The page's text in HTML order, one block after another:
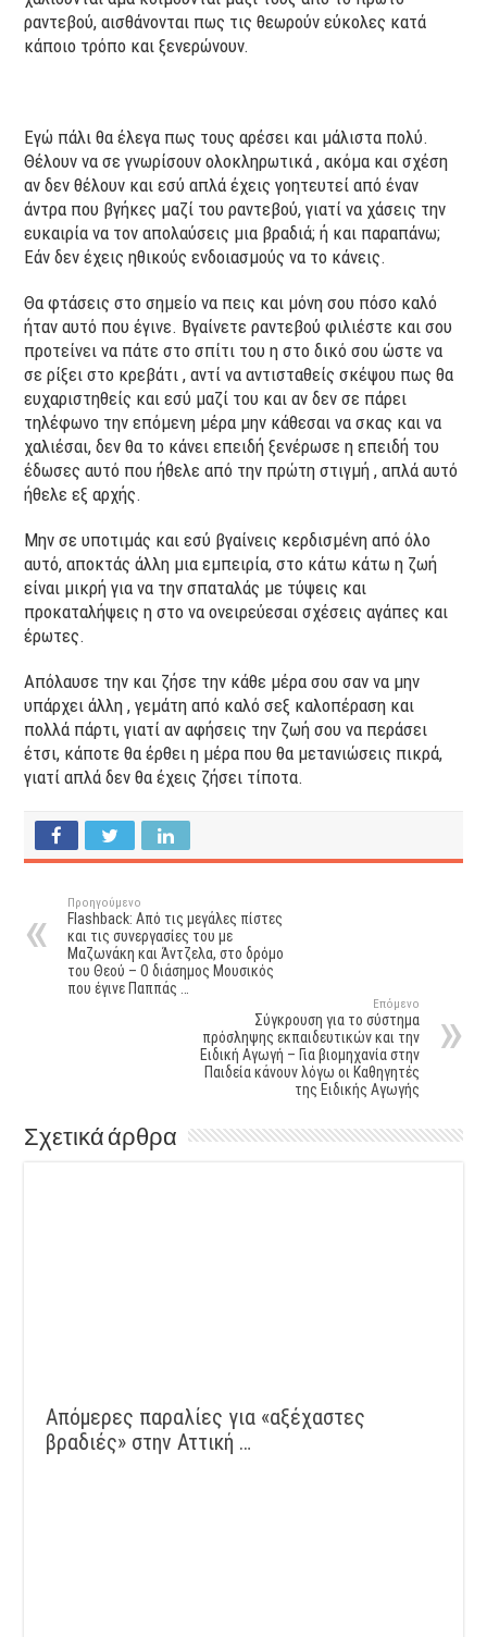
ραντεβού, αισθάνονται πως τις θεωρούν εύκολες κατά
κάποιο τρόπο και ξενερώνουν.
Εγώ πάλι θα έλεγα πως τους αρέσει και μάλιστα πολύ.
Θέλουν να σε γνωρίσουν ολοκληρωτικά , ακόμα και σχέση
αν δεν θέλουν και εσύ απλά έχεις γοητευτεί από έναν
άντρα που βγήκες μαζί του ραντεβού, γιατί να χάσεις την
ευκαιρία να τον απολαύσεις μια βραδιά; ή και παραπάνω;
Εάν δεν έχεις ηθικούς ενδοιασμούς να το κάνεις.
Θα φτάσεις στο σημείο να πεις και μόνη σου πόσο καλό
ήταν αυτό που έγινε. Βγαίνετε ραντεβού φιλιέστε και σου
προτείνει να πάτε στο σπίτι του η στο δικό σου ώστε να
σε ρίξει στο κρεβάτι , αντί να αντισταθείς σκέψου πως θα
ευχαριστηθείς και εσύ μαζί του και αν δεν σε πάρει
τηλέφωνο την επόμενη μέρα μην κάθεσαι να σκας και να
χαλιέσαι, δεν θα το κάνει επειδή ξενέρωσε η επειδή του
έδωσες αυτό που ήθελε από την πρώτη στιγμή , απλά αυτό
ήθελε εξ αρχής.
Μην σε υποτιμάς και εσύ βγαίνεις κερδισμένη από όλο
αυτό, αποκτάς άλλη μια εμπειρία, στο κάτω κάτω η ζωή
είναι μικρή για να την σπαταλάς με τύψεις και
προκαταλήψεις η στο να ονειρεύεσαι σχέσεις αγάπες και
έρωτες.
Απόλαυσε την και ζήσε την κάθε μέρα σου σαν να μην
υπάρχει άλλη , γεμάτη από καλό σεξ καλοπέραση και
πολλά πάρτι, γιατί αν αφήσεις την ζωή σου να περάσει
έτσι, κάποτε θα έρθει η μέρα που θα μετανιώσεις πικρά,
γιατί απλά δεν θα έχεις ζήσει τίποτα.
Προηγούμενο
Flashback: Από τις μεγάλες πίστες
και τις συνεργασίες του με
Μαζωνάκη και Άντζελα, στο δρόμο
του Θεού – Ο διάσημος Μουσικός
που έγινε Παππάς …
Επόμενο
Σύγκρουση για το σύστημα
πρόσληψης εκπαιδευτικών και την
Ειδική Αγωγή – Για βιομηχανία στην
Παιδεία κάνουν λόγω οι Καθηγητές
της Ειδικής Αγωγής
Σχετικά άρθρα
Απόμερες παραλίες για «αξέχαστες
βραδιές» στην Αττική …